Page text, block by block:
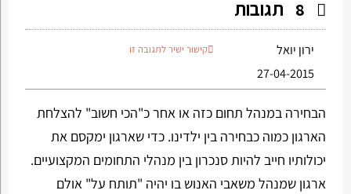
8 תגובות
ירון יואל
27-04-2015
קישור ישיר לתגובה זו
הבחירה במנהל תחום כזה או אחר כ"הכי חשוב" להצלחת
הארגון כמוה כבחירה בין ילדינו. כדי שארגון ימקסם את
יכולותיו חייב להיות סנכרון בין מנהלי התחומים המקצועיים.
ארגון שמנהל משאבי האנוש בו יהיה "תותח על" אולם